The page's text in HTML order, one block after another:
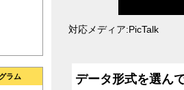
ラム
対応メディア:PicTalk
データ形式を選ん